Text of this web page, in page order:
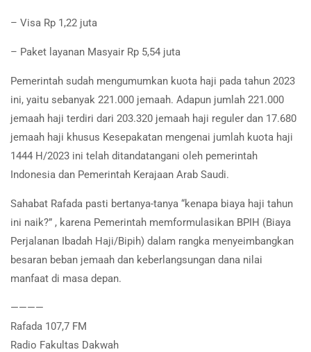
– Visa Rp 1,22 juta
– Paket layanan Masyair Rp 5,54 juta
Pemerintah sudah mengumumkan kuota haji pada tahun 2023
ini, yaitu sebanyak 221.000 jemaah. Adapun jumlah 221.000
jemaah haji terdiri dari 203.320 jemaah haji reguler dan 17.680
jemaah haji khusus Kesepakatan mengenai jumlah kuota haji
1444 H/2023 ini telah ditandatangani oleh pemerintah
Indonesia dan Pemerintah Kerajaan Arab Saudi.
Sahabat Rafada pasti bertanya-tanya “kenapa biaya haji tahun
ini naik?” , karena Pemerintah memformulasikan BPIH (Biaya
Perjalanan Ibadah Haji/Bipih) dalam rangka menyeimbangkan
besaran beban jemaah dan keberlangsungan dana nilai
manfaat di masa depan.
————
Rafada 107,7 FM
Radio Fakultas Dakwah